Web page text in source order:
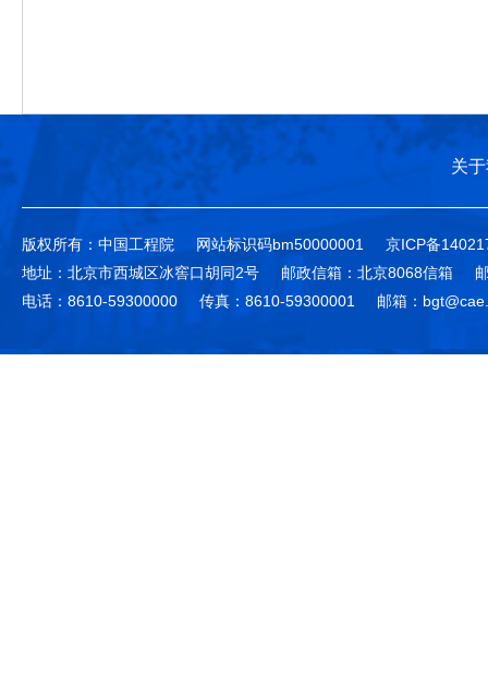
关
版权所有：中国工程院 网站标识码bm50000001
京ICP备
地址：北京市西城区冰窖口胡同2号
邮政信箱：北京8068信箱
电话：8610-59300000
传真：8610-59300001 邮箱：